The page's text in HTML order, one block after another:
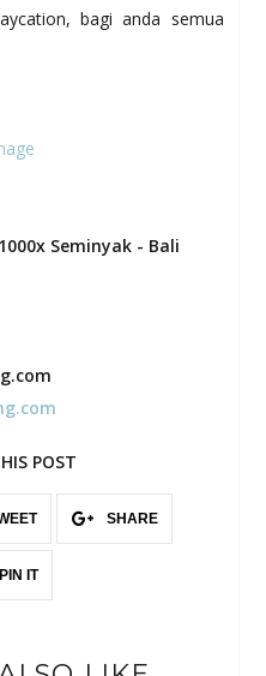
bagi anda semua
Seminyak - Bali
POST
SHARE
PIN IT